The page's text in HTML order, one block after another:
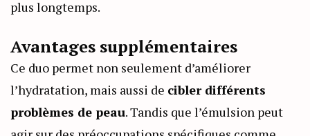
plus longtemps.
Avantages supplémentaires
Ce duo permet non seulement d’améliorer
l’hydratation, mais aussi de cibler différents
problèmes de peau. Tandis que l’émulsion peut